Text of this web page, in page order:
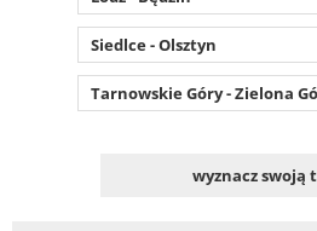
Siedlce - Olsztyn
Tarnowskie Góry - Zielona
wyznacz swoją